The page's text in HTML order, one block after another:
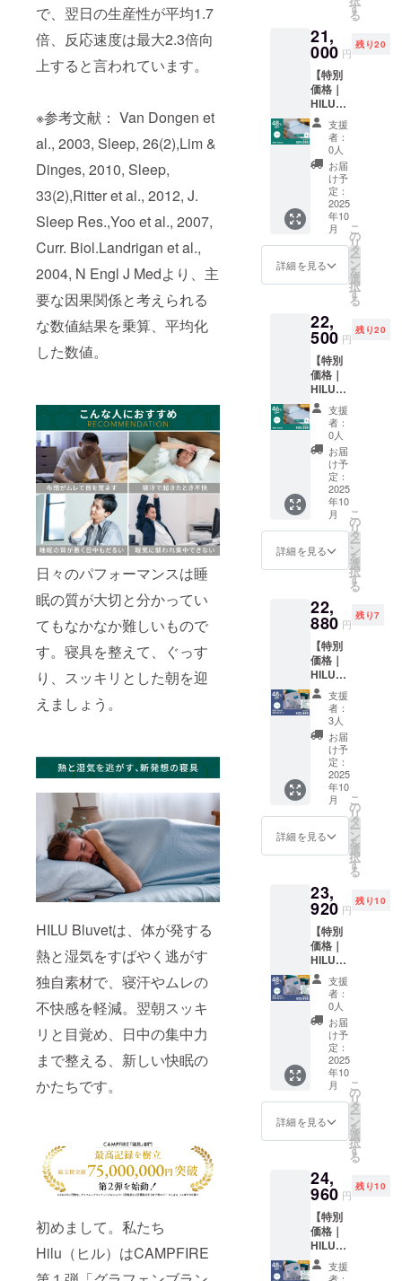
で、翌日の生産性が平均1.7
倍、反応速度は最大2.3倍向
上すると言われています。
※参考文献： Van Dongen et
al., 2003, Sleep, 26(2),Lim &
Dinges, 2010, Sleep,
33(2),Ritter et al., 2012, J.
Sleep Res.,Yoo et al., 2007,
Curr. Biol.Landrigan et al.,
2004, N Engl J Medより、主
要な因果関係と考えられる
な数値結果を乗算、平均化
した数値。
日々のパフォーマンスは睡
眠の質が大切と分かってい
てもなかなか難しいもので
す。寝具を整えて、ぐっす
り、スッキリとした朝を迎
えましょう。
HILU Bluvetは、体が発する
熱と湿気をすばやく逃がす
独自素材で、寝汗やムレの
不快感を軽減。翌朝スッキ
リと目覚め、日中の集中力
まで整える、新しい快眠の
かたちです。
初めまして。私たち
Hilu（ヒル）はCAMPFIRE
シュグ
レー、
アイボ
リー ※
本リ
ターン
の購入
は過去
ご支援
いただ
いた方
を対象
として
おりま
す。購
入の
際、備
を記入
してく
ださ
い。 ※
一般販
売予定
価格
38,000
円の
48％OF
F ※記載
の販売
価格に
つきま
して
は、税
込・全
格と
なって
おりま
す
す
る
21,
000 円
残り20
【特別
価格｜
HILU
Bluvet
セミダ
ブル】
・HILU
Bluvet
：1枚
色をお
選びく
ださ
い。
色：ヘ
イズブ
ルー、
シュグ
レー、
アイボ
リー ※
本リ
ターン
の購入
は過去
ご支援
いただ
いた方
を対象
として
おりま
す。購
入の
際、備
を記入
してく
ださ
い。 ※
一般販
売予定
価格
40,000
円の
48％OF
F ※記載
の販売
価格に
つきま
して
は、税
込・全
格と
なって
おりま
す
支援
者：
0人
お届
け予
定：
2025
年10
月
詳細を見る
こ
の
リ
タ
ー
ン
を
選
択
す
る
22,
500 円
残り20
【特別
価格｜
HILU
Bluvet
ダブ
ル】 ・
HILU
Bluvet
：1枚
色をお
選びく
ださ
い。
色：ヘ
イズブ
ルー、
シュグ
レー、
アイボ
リー ※
本リ
ターン
の購入
は過去
ご支援
いただ
いた方
を対象
として
おりま
す。購
入の
際、備
を記入
してく
ださ
い。 ※
一般販
売予定
価格
42,000
円の
46％OF
F ※記載
の販売
価格に
つきま
して
は、税
込・全
格と
なって
おりま
す
支援
者：
0人
お届
け予
定：
2025
年10
月
詳細を見る
こ
の
リ
タ
ー
ン
を
選
択
す
る
22,
880 円
残り7
【特別
価格｜
HILU
Bluvet
3点
セット
シング
ル】 ・
HILU
Bluvet
：1枚
(シング
ル） ・
枕カ
バー：2
枚 ・ア
ク 色を
お選び
くださ
い。
色：ヘ
イズブ
ルー、
アッ
シュグ
レー、
アイボ
リー ※
本リ
ターン
の購入
は過去
ご支援
として
おりま
す。購
入の
際、備
考欄に
パス
ワード
支援
者：
3人
お届
け予
定：
2025
年10
月
詳細を見る
こ
の
リ
タ
ー
ン
を
選
択
す
る
23,
920 円
残り10
【特別
価格｜
HILU
Bluvet
3点
セット
セミダ
ブル】
・HILU
Bluvet
：1枚
・枕カ
バー：2
枚 ・ア
イマス
ク 色を
くださ
い。
色：ヘ
イズブ
ルー、
アッ
シュグ
レー、
支援
者：
0人
お届
け予
定：
2025
年10
月
詳細を見る
こ
の
リ
タ
ー
ン
を
選
択
す
る
24,
960 円
残り10
【特別
価格｜
HILU
Bluvet
3点支援